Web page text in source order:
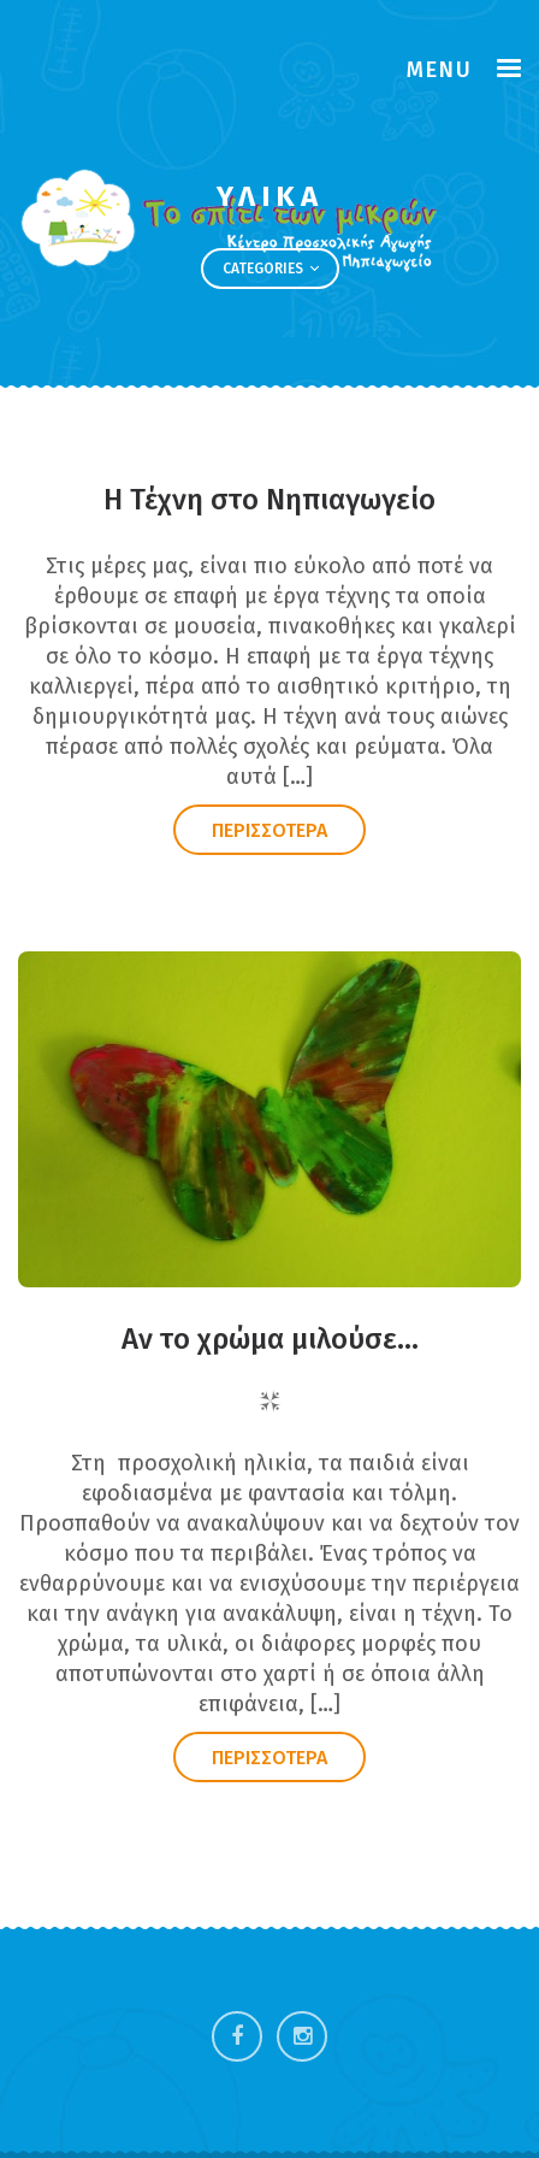
TOGGLE
MENU
ΥΛΙΚΑ
CATEGORIES
Η Τέχνη στο Νηπιαγωγείο
Στις μέρες μας, είναι πιο εύκολο από ποτέ να
έρθουμε σε επαφή με έργα τέχνης τα οποία
βρίσκονται σε μουσεία, πινακοθήκες και γκαλερί
σε όλο το κόσμο. Η επαφή με τα έργα τέχνης
καλλιεργεί, πέρα από το αισθητικό κριτήριο, τη
δημιουργικότητά μας. Η τέχνη ανά τους αιώνες
πέρασε από πολλές σχολές και ρεύματα. Όλα
αυτά […]
ΠΕΡΙΣΣΟΤΕΡΑ
Αν το χρώμα μιλούσε…
Στη προσχολική ηλικία, τα παιδιά είναι
εφοδιασμένα με φαντασία και τόλμη.
Προσπαθούν να ανακαλύψουν και να δεχτούν τον
κόσμο που τα περιβάλει. Ένας τρόπος να
ενθαρρύνουμε και να ενισχύσουμε την περιέργεια
και την ανάγκη για ανακάλυψη, είναι η τέχνη. Το
χρώμα, τα υλικά, οι διάφορες μορφές που
αποτυπώνονται στο χαρτί ή σε όποια άλλη
επιφάνεια, […]
ΠΕΡΙΣΣΟΤΕΡΑ
FOOTER